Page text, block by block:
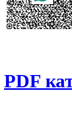
PDF